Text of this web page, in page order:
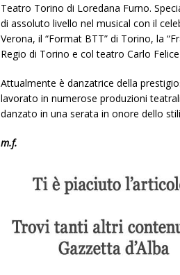
Teatro Torino di Loredana Furno.
di assoluto livello nel musical con il
Verona, il “Format BTT” di Torino, la
Regio di Torino e col teatro Carlo
Attualmente è danzatrice della
lavorato in numerose produzioni
danzato in una serata in onore dello
m.f.